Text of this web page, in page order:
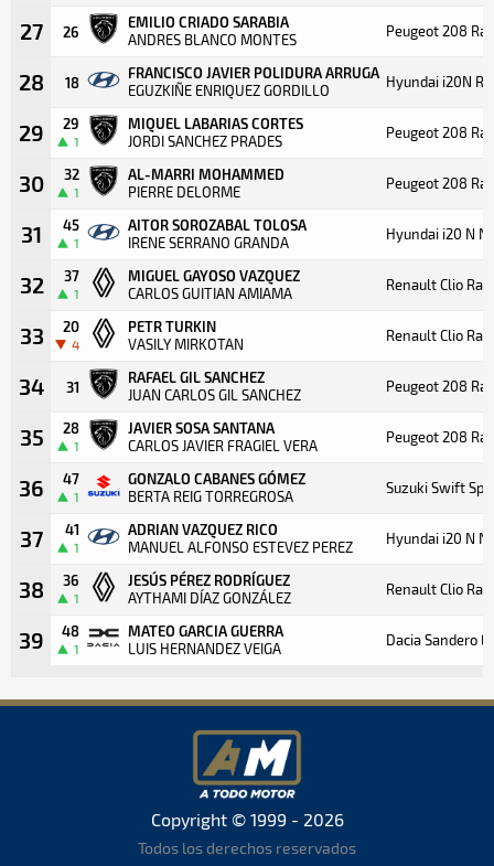
27 26
EMILIO CRIADO SARABIA
ANDRES BLANCO MONTES Peugeot 208
28 18
FRANCISCO JAVIER POLIDURA ARRUGA
EGUZKIÑE ENRIQUEZ GORDILLO Hyundai i20N
29 29
1
MIQUEL LABARIAS CORTES
JORDI SANCHEZ PRADES Peugeot 208
30 32
1
AL-MARRI MOHAMMED
PIERRE DELORME Peugeot 208
31 45
1
AITOR SOROZABAL TOLOSA
IRENE SERRANO GRANDA Hyundai i20 N
32 37
1
MIGUEL GAYOSO VAZQUEZ
CARLOS GUITIAN AMIAMA Renault Clio
33 20
4
PETR TURKIN
VASILY MIRKOTAN Renault Clio
34 31
RAFAEL GIL SANCHEZ
JUAN CARLOS GIL SANCHEZ Peugeot 208
35 28
1
JAVIER SOSA SANTANA
CARLOS JAVIER FRAGIEL VERA Peugeot 208
36 47
1
GONZALO CABANES GÓMEZ
BERTA REIG TORREGROSA Suzuki Swift
37 41
1
ADRIAN VAZQUEZ RICO
MANUEL ALFONSO ESTEVEZ PEREZ Hyundai i20 N
38 36
1
JESÚS PÉREZ RODRÍGUEZ
AYTHAMI DÍAZ GONZÁLEZ Renault Clio
39 48
1
MATEO GARCIA GUERRA
LUIS HERNANDEZ VEIGA Dacia Sandero
Copyright © 1999 - 2026
Todos los derechos reservados